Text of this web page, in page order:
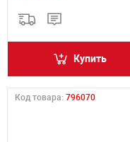
Купить
Код товара: 796070